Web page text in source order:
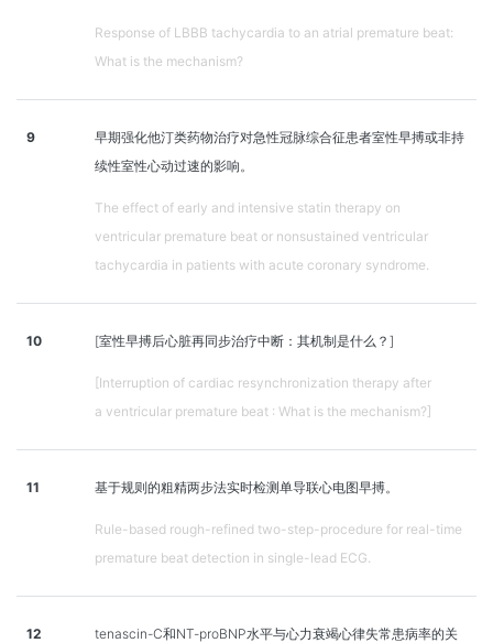
Response of LBBB tachycardia to an atrial premature beat:
What is the mechanism?
9
早期强化他汀类药物治疗对急性冠脉综合征患者室性早搏或非持
续性室性心动过速的影响。
The effect of early and intensive statin therapy on
ventricular premature beat or nonsustained ventricular
tachycardia in patients with acute coronary syndrome.
10 [室性早搏后心脏再同步治疗中断：其机制是什么？]
[Interruption of cardiac resynchronization therapy after
a ventricular premature beat : What is the mechanism?]
11 基于规则的粗精两步法实时检测单导联心电图早搏。
Rule-based rough-refined two-step-procedure for real-time
premature beat detection in single-lead ECG.
12
tenascin-C和NT-proBNP水平与心力衰竭心律失常患病率的关